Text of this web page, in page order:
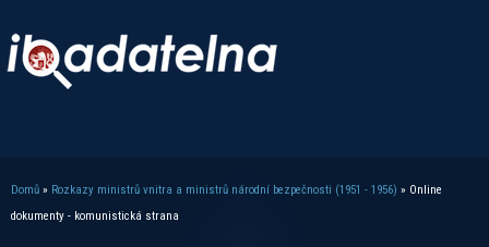
Jste zde
Domů » Rozkazy ministrů vnitra a ministrů národní bezpečnosti (1951 - 1956) » Online
dokumenty - komunistická strana